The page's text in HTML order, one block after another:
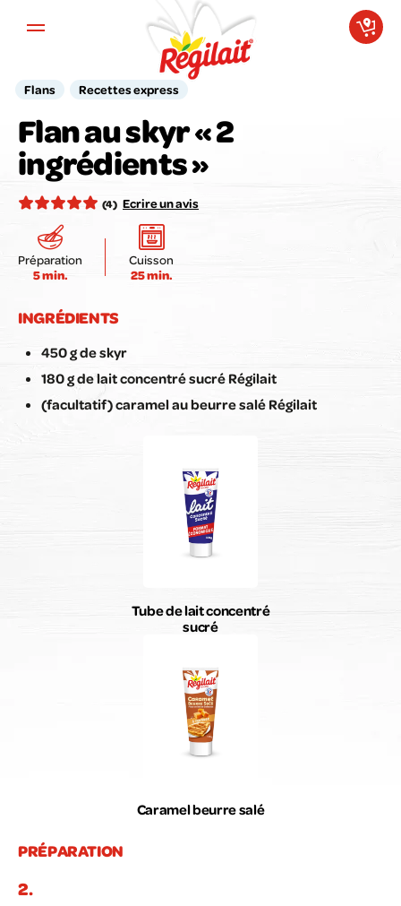
Flans Recettes express
Flan au skyr « 2
ingrédients »
(4) Ecrire un avis
Votre avis compte pour nous !
Notez la recette ici :
Envoyer mon avis
Préparation
5 min.
Cuisson
25 min.
INGRÉDIENTS
450 g de skyr
180 g de lait concentré sucré Régilait
(facultatif) caramel au beurre salé Régilait
Tube de lait concentré
sucré
Caramel beurre salé
PRÉPARATION